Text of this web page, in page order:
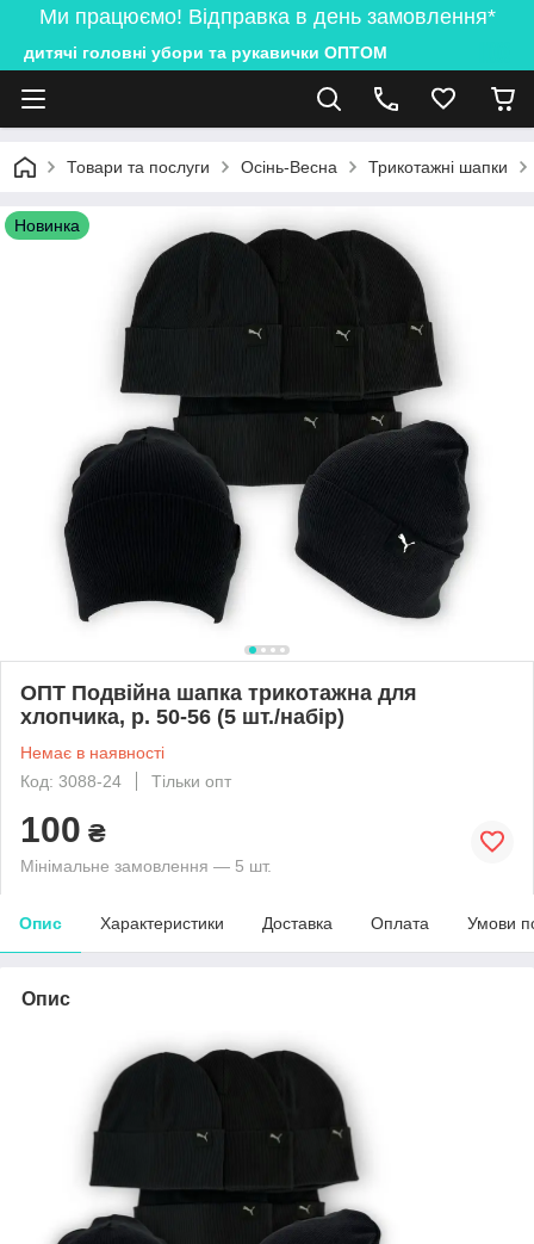
Ми працюємо! Відправка в день замовлення*
дитячі головні убори та рукавички ОПТОМ
Товари та послуги Осінь-Весна Трикотажні шапки
Новинка
ОПТ Подвійна шапка трикотажна для
хлопчика, р. 50-56 (5 шт./набір)
Немає в наявності
Код: 3088-24
Тільки опт
100 ₴
Мінімальне замовлення — 5 шт.
Опис Характеристики Доставка Оплата Умови
Опис